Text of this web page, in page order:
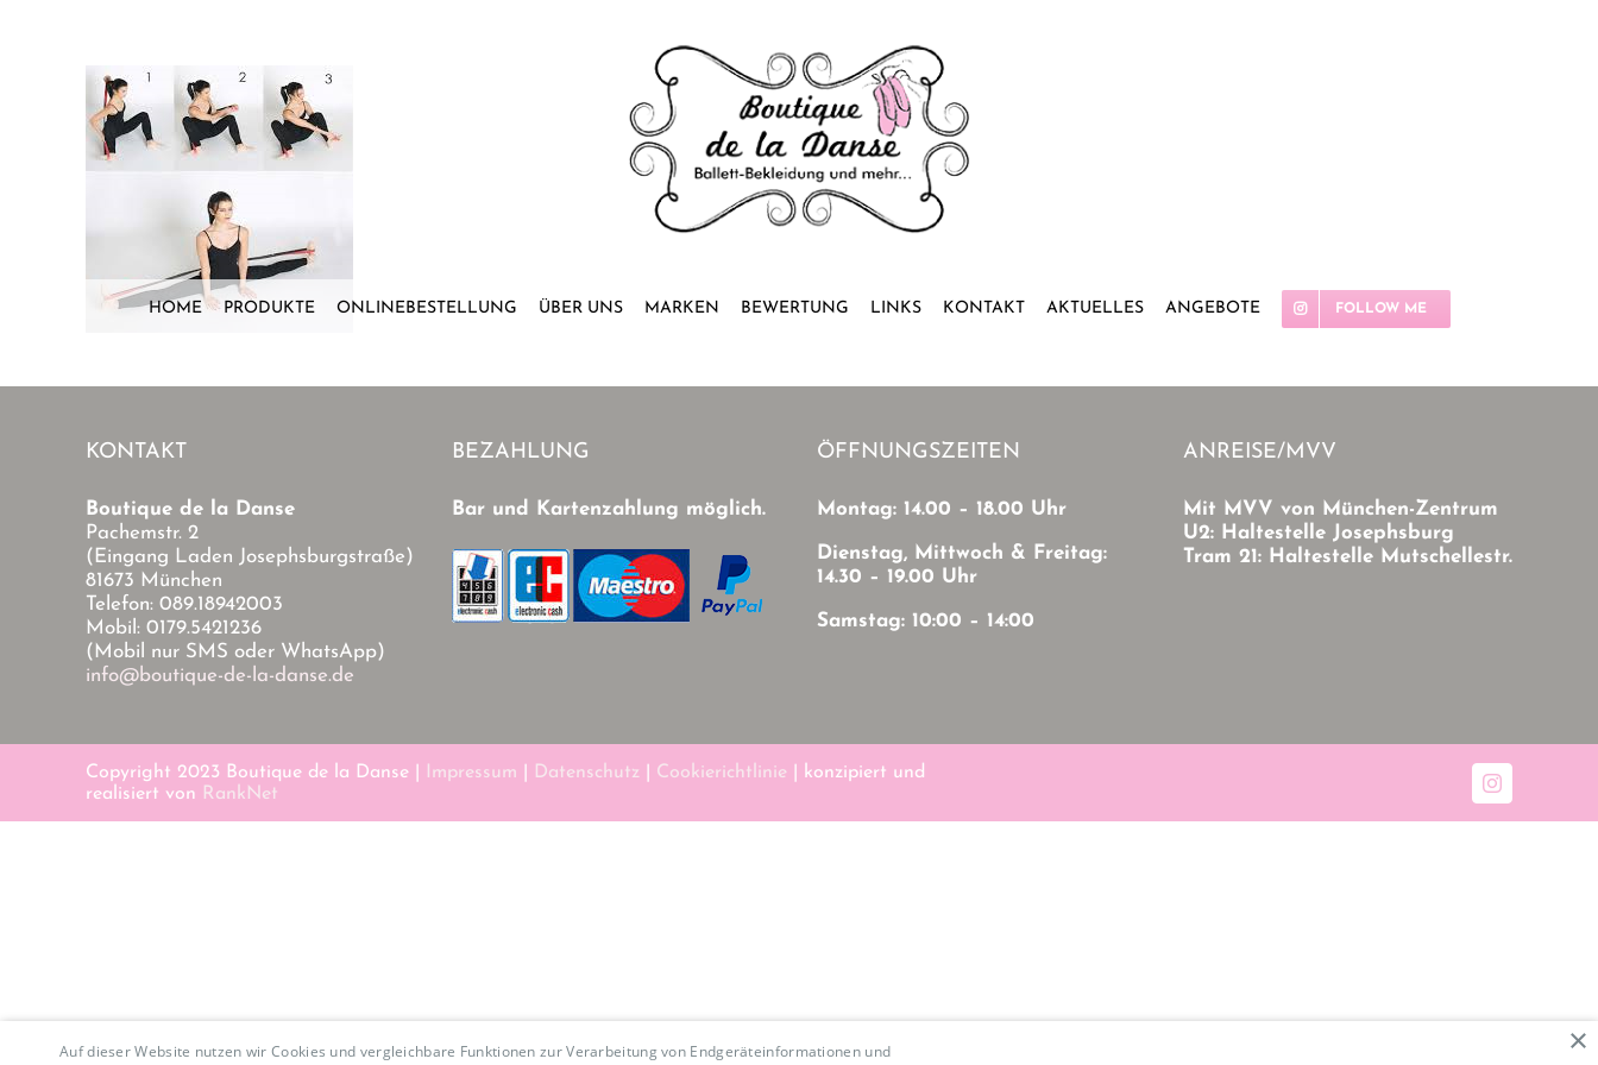
HOME PRODUKTE ONLINEBESTELLUNG ÜBER UNS MARKEN BEWERTUNG LINKS KONTAKT AKTUELLES ANGEBOTE FOLLOW ME
KONTAKT
Boutique de la Danse
Pachemstr. 2
(Eingang Laden Josephsburgstraße)
81673 München
Telefon: 089.18942003
Mobil: 0179.5421236
(Mobil nur SMS oder WhatsApp)
info@boutique-de-la-danse.de
BEZAHLUNG
Bar und Kartenzahlung möglich.
ÖFFNUNGSZEITEN
Montag: 14.00 – 18.00 Uhr
Dienstag, Mittwoch & Freitag:
14.30 – 19.00 Uhr
Samstag: 10:00 – 14:00
ANREISE/MVV
Mit MVV von München-Zentrum
U2: Haltestelle Josephsburg
Tram 21: Haltestelle Mutschellestr.
Copyright 2023 Boutique de la Danse | Impressum Datenschutz Cookierichtlinie | konzipiert und
realisiert von RankNet Instagram
Auf dieser Website nutzen wir Cookies und vergleichbare Funktionen zur Verarbeitung von Endgeräteinformationen und ×